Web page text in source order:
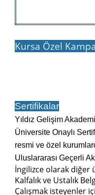
Kursa Özel
Sertifikalar
Yıldız Gelişim
Üniversite Onaylı
resmi ve özel
Uluslararası Geçerli
İngilizce olarak diğer
Kalfalık ve Ustalık
Çalışmak isteyenler